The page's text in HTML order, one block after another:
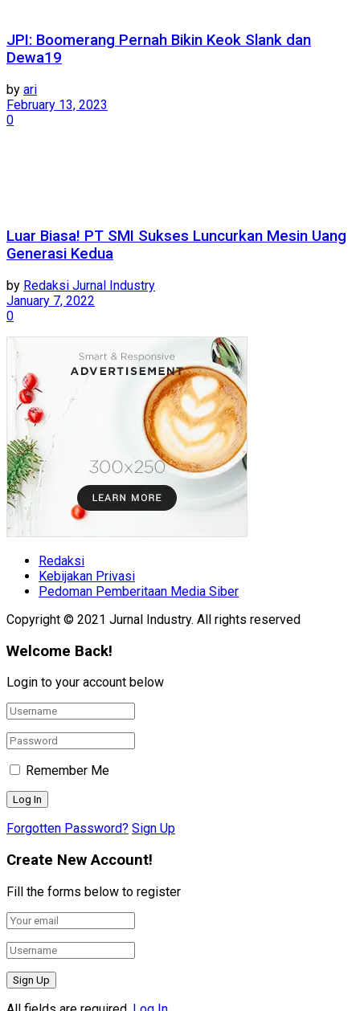
JPI: Boomerang Pernah Bikin Keok Slank dan
Dewa19
by ari
February 13, 2023
0
Luar Biasa! PT SMI Sukses Luncurkan Mesin Uang
Generasi Kedua
by Redaksi Jurnal Industry
January 7, 2022
0
Redaksi
Kebijakan Privasi
Pedoman Pemberitaan Media Siber
Copyright © 2021 Jurnal Industry. All rights reserved
Welcome Back!
Login to your account below
Remember Me
Forgotten Password? Sign Up
Create New Account!
Fill the forms below to register